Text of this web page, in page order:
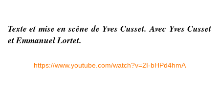
Texte et mise en scène de Yves Cusset.Avec Yves Cusset
et Emmanuel Lortet.
https://www.youtube.com/watch?v=2I-bHPd4hmA